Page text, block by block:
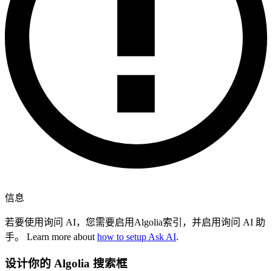
信息
若要使用询问 AI，您需要启用Algolia索引，并启用询问 AI 助
手。 Learn more about how to setup Ask AI.
设计你的 Algolia 搜索框